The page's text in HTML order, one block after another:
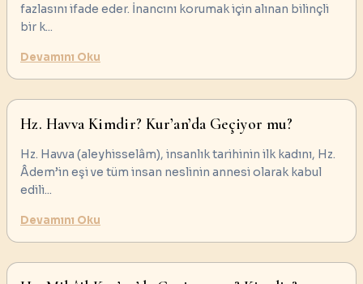
fazlasını ifade eder. İnancını korumak için alınan bilinçli
bir k...
Devamını Oku
Hz. Havva Kimdir? Kur’an’da Geçiyor mu?
Hz. Havva (aleyhisselâm), insanlık tarihinin ilk kadını, Hz.
Âdem’in eşi ve tüm insan neslinin annesi olarak kabul
edili...
Devamını Oku